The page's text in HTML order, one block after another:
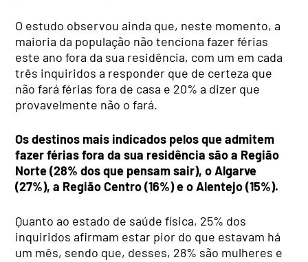
O estudo observou ainda que, neste momento, a
maioria da população não tenciona fazer férias
este ano fora da sua residência, com um em cada
três inquiridos a responder que de certeza que
não fará férias fora de casa e 20% a dizer que
provavelmente não o fará.
Os destinos mais indicados pelos que admitem
fazer férias fora da sua residência são a Região
Norte (28% dos que pensam sair), o Algarve
(27%), a Região Centro (16%) e o Alentejo (15%).
Quanto ao estado de saúde física, 25% dos
inquiridos afirmam estar pior do que estavam há
um mês, sendo que, desses, 28% são mulheres e